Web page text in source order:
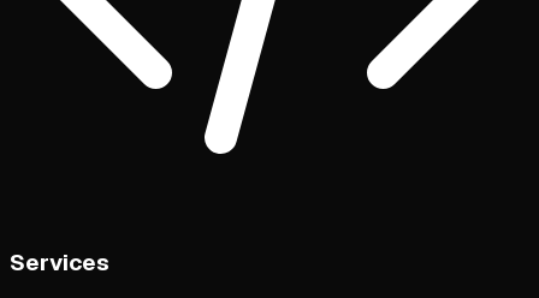
Services